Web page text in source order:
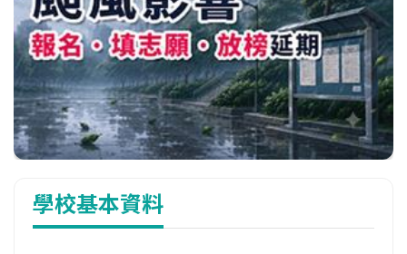
學校基本資料